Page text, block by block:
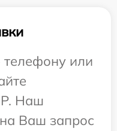
или
Наш
на Ваш запрос